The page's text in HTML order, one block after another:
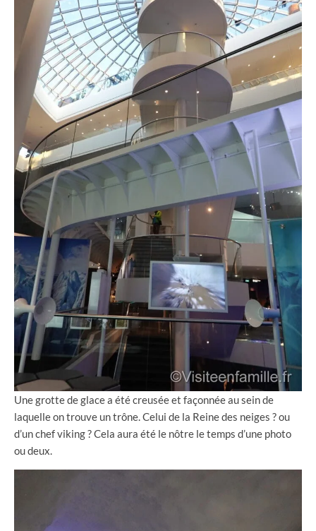
Une grotte de glace a été creusée et façonnée au sein de
laquelle on trouve un trône. Celui de la Reine des neiges ? ou
d’un chef viking ? Cela aura été le nôtre le temps d’une photo
ou deux.